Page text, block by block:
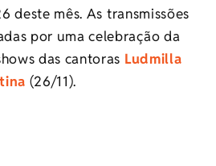
deste mês. As transmissões
por uma celebração da
das cantoras Ludmilla
(26/11).